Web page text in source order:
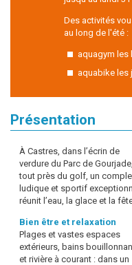
Des activités
au long de l'été :
aquagym les
aquabike les
Présentation
À Castres, dans l’écrin de
verdure du Parc de Gourjade,
tout près du golf, un
ludique et sportif
réunit l’eau, la glace et la
Bien être et relaxation
Plages et vastes espaces
extérieurs, bains
et rivière à courant : dans un